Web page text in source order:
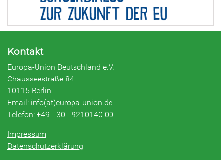
Kontakt
Europa-Union Deutschland e.V.
Chausseestraße 84
10115 Berlin
Email: info(at)europa-union.de
Telefon: +49 - 30 - 9210140 00
Impressum
Datenschutzerklärung